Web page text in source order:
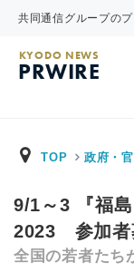
共同通信グループの
KYODO NEWS
PRWIRE
TOP 政府・
9/1～3 『福
2023 参加者
全国の若者たち